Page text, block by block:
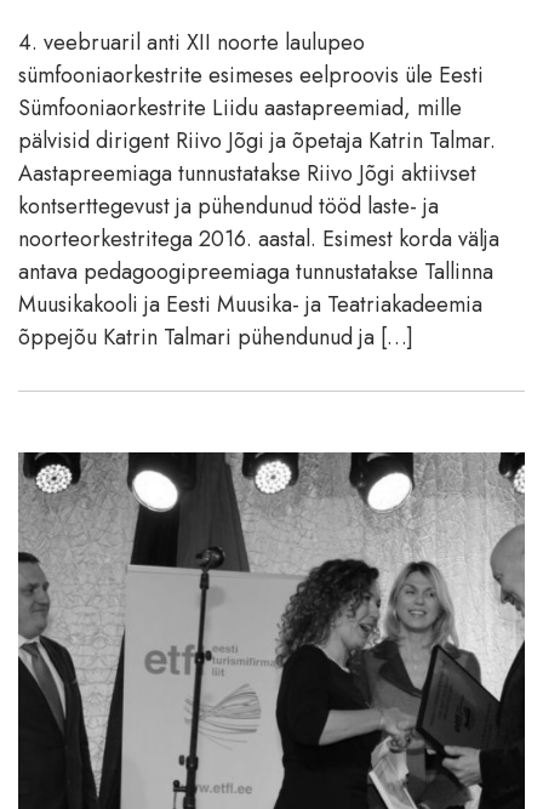
4. veebruaril anti XII noorte laulupeo
sümfooniaorkestrite esimeses eelproovis üle Eesti
Sümfooniaorkestrite Liidu aastapreemiad, mille
pälvisid dirigent Riivo Jõgi ja õpetaja Katrin Talmar.
Aastapreemiaga tunnustatakse Riivo Jõgi aktiivset
kontserttegevust ja pühendunud tööd laste- ja
noorteorkestritega 2016. aastal. Esimest korda välja
antava pedagoogipreemiaga tunnustatakse Tallinna
Muusikakooli ja Eesti Muusika- ja Teatriakadeemia
õppejõu Katrin Talmari pühendunud ja […]